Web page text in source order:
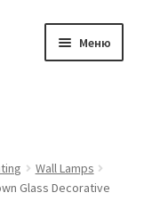
Меню
меню
Wall Lamps
Glass Decorative